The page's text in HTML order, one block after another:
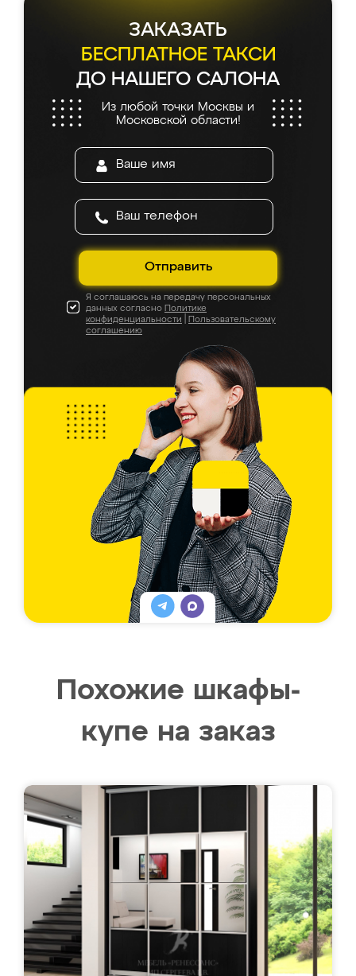
ЗАКАЗАТЬ
БЕСПЛАТНОЕ ТАКСИ
ДО НАШЕГО САЛОНА
Из любой точки Москвы и
Московской области!
Отправить
Я соглашаюсь на передачу персональных
данных согласно Политике
конфиденциальности
Пользовательскому
соглашению
Похожие шкафы-
купе на заказ